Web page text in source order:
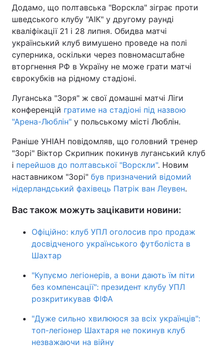
Додамо, що полтавська "Ворскла" зіграє проти
шведського клубу "АІК" у другому раунді
кваліфікації 21 і 28 липня. Обидва матчі
український клуб вимушено проведе на полі
суперника, оскільки через повномасштабне
вторгнення РФ в Україну не може грати матчі
єврокубків на рідному стадіоні.
Луганська "Зоря" ж свої домашні матчі Ліги
конференцій гратиме на стадіоні під назвою
"Арена-Люблін" у польському місті Люблін.
Раніше УНІАН повідомляв, що головний тренер
"Зорі" Віктор Скрипник покинув луганський клуб
і перейшов до полтавської "Ворскли". Новим
наставником "Зорі" був призначений відомий
нідерландський фахівець Патрік ван Леувен.
Вас також можуть зацікавити новини:
Офіційно: клуб УПЛ оголосив про продаж
досвідченого українського футболіста в
Шахтар
"Купуємо легіонерів, а вони дають їм піти
без компенсації": президент клубу УПЛ
розкритикував ФІФА
"Дуже сильно хвилююся за всіх українців":
топ-легіонер Шахтаря не покинув клуб
незважаючи на війну